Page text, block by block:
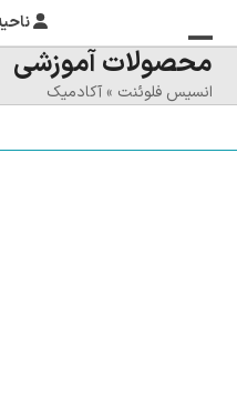
منوی
موبایل
بستن
منوی
محصولات آموزشی
انسیس فلوئنت »آکادمیک